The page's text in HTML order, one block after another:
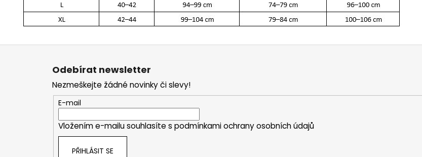
Odebírat newsletter
Nezmeškejte žádné novinky či slevy!
E-mail
Vložením e-mailu souhlasíte s podmínkami ochrany osobních údajů
PŘIHLÁSIT SE